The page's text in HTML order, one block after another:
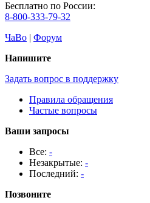
Бесплатно по России:
8-800-333-79-32
ЧаВо | Форум
Напишите
Задать вопрос в поддержку
Правила обращения
Частые вопросы
Ваши запросы
Все: -
Незакрытые: -
Последний: -
Позвоните